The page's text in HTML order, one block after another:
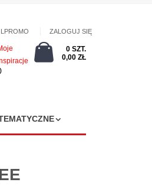
ZALOGUJ SIĘ
0 SZT.
0,00 ZŁ